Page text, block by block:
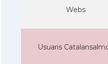
Webs
Usuaris